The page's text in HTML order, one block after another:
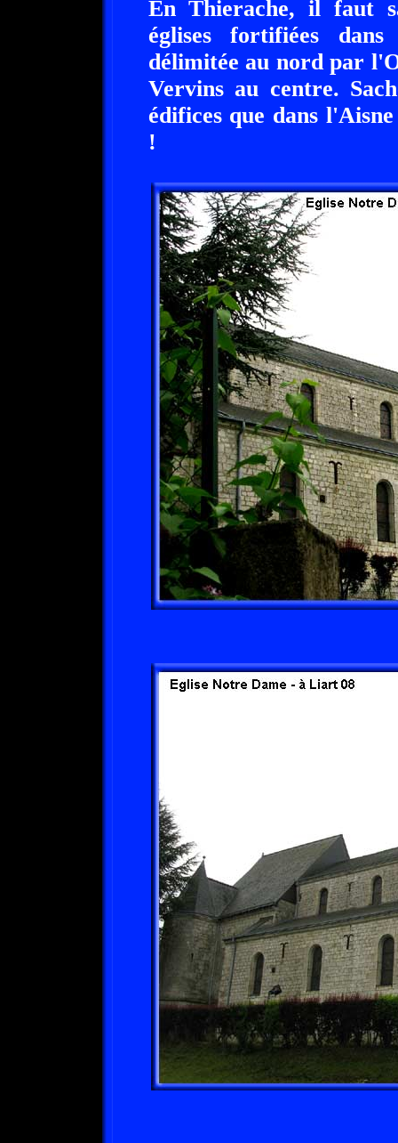
En Thierache, il faut
églises fortifiées
délimitée au nord par
Vervins au centre.
édifices que dans
!